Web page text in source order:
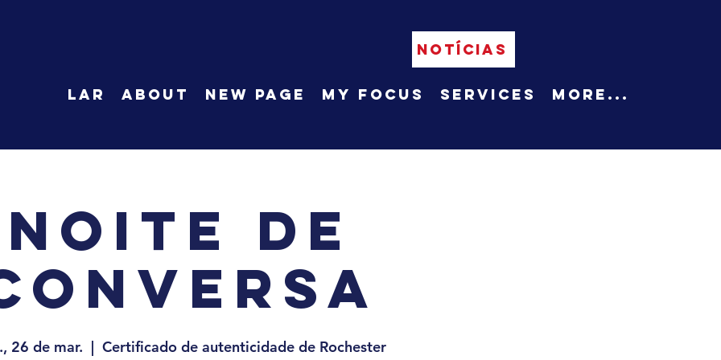
NOTÍCIAS
LAR About New Page My Focus Services More...
Noite de
26 de mar.
  |
Certificado de autenticidade de Rochester